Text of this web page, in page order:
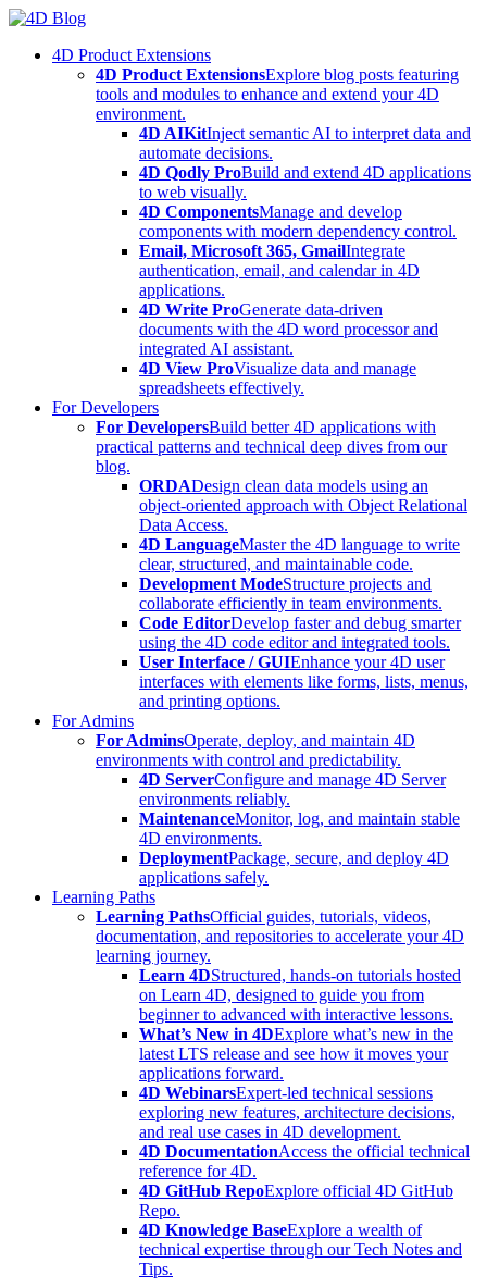
Skip
content4D Product Extensions
4D Product ExtensionsExplore blog posts featuring
tools and modules to enhance and extend your 4D
environment.
4D AIKitInject semantic AI to interpret data and
automate decisions.
4D Qodly ProBuild and extend 4D applications
to web visually.
4D ComponentsManage and develop
components with modern dependency control.
Email, Microsoft 365, GmailIntegrate
authentication, email, and calendar in 4D
applications.
4D Write ProGenerate data-driven
documents with the 4D word processor and
integrated AI assistant.
4D View ProVisualize data and manage
spreadsheets effectively.
For Developers
For DevelopersBuild better 4D applications with
practical patterns and technical deep dives from our
blog.
ORDADesign clean data models using an
object-oriented approach with Object Relational
Data Access.
4D LanguageMaster the 4D language to write
clear, structured, and maintainable code.
Development ModeStructure projects and
collaborate efficiently in team environments.
Code EditorDevelop faster and debug smarter
using the 4D code editor and integrated tools.
User Interface / GUIEnhance your 4D user
interfaces with elements like forms, lists, menus,
and printing options.
For Admins
For AdminsOperate, deploy, and maintain 4D
environments with control and predictability.
4D ServerConfigure and manage 4D Server
environments reliably.
MaintenanceMonitor, log, and maintain stable
4D environments.
DeploymentPackage, secure, and deploy 4D
applications safely.
Learning Paths
Learning PathsOfficial guides, tutorials, videos,
documentation, and repositories to accelerate your 4D
learning journey.
Learn 4DStructured, hands-on tutorials hosted
on Learn 4D, designed to guide you from
beginner to advanced with interactive lessons.
What’s New in 4DExplore what’s new in the
latest LTS release and see how it moves your
applications forward.
4D WebinarsExpert-led technical sessions
exploring new features, architecture decisions,
and real use cases in 4D development.
4D DocumentationAccess the official technical
reference for 4D.
4D GitHub RepoExplore official 4D GitHub
Repo.
4D Knowledge BaseExplore a wealth of
technical expertise through our Tech Notes and
Tips.